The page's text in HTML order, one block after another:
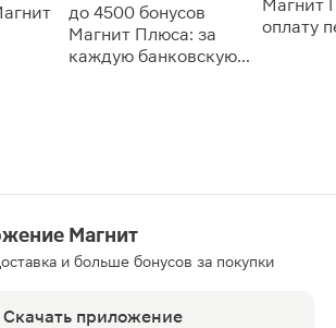
до 4500 бонусов
Магнит Плюса: за
каждую банковскую
Магнит
оплату
Магнит
и больше бонусов за покупки
Скачать приложение